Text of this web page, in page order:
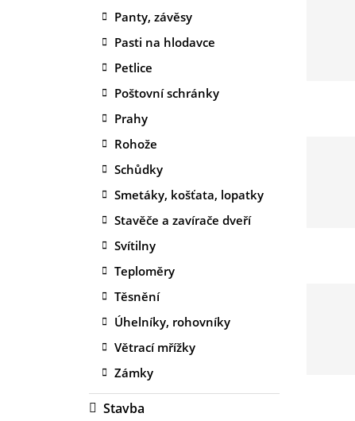
Panty, závěsy
Pasti na hlodavce
Petlice
Poštovní schránky
Prahy
Rohože
Schůdky
Smetáky, košťata, lopatky
Stavěče a zavírače dveří
Svítilny
Teploměry
Těsnění
Úhelníky, rohovníky
Větrací mřížky
Zámky
Stavba